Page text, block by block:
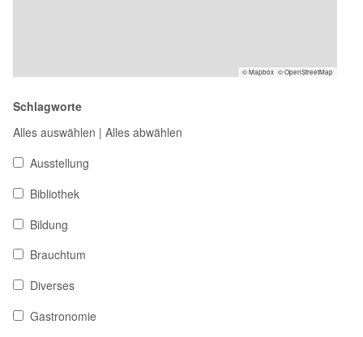
© Mapbox © OpenStreetMap
Schlagworte
Alles auswählen | Alles abwählen
Ausstellung
Bibliothek
Bildung
Brauchtum
Diverses
Gastronomie